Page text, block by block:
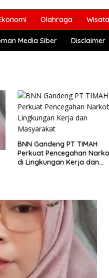
Olahraga Wisata
Media Siber Disclaimer
BNN Gandeng PT TIMAH
Perkuat Pencegahan
di Lingkungan Kerja dan